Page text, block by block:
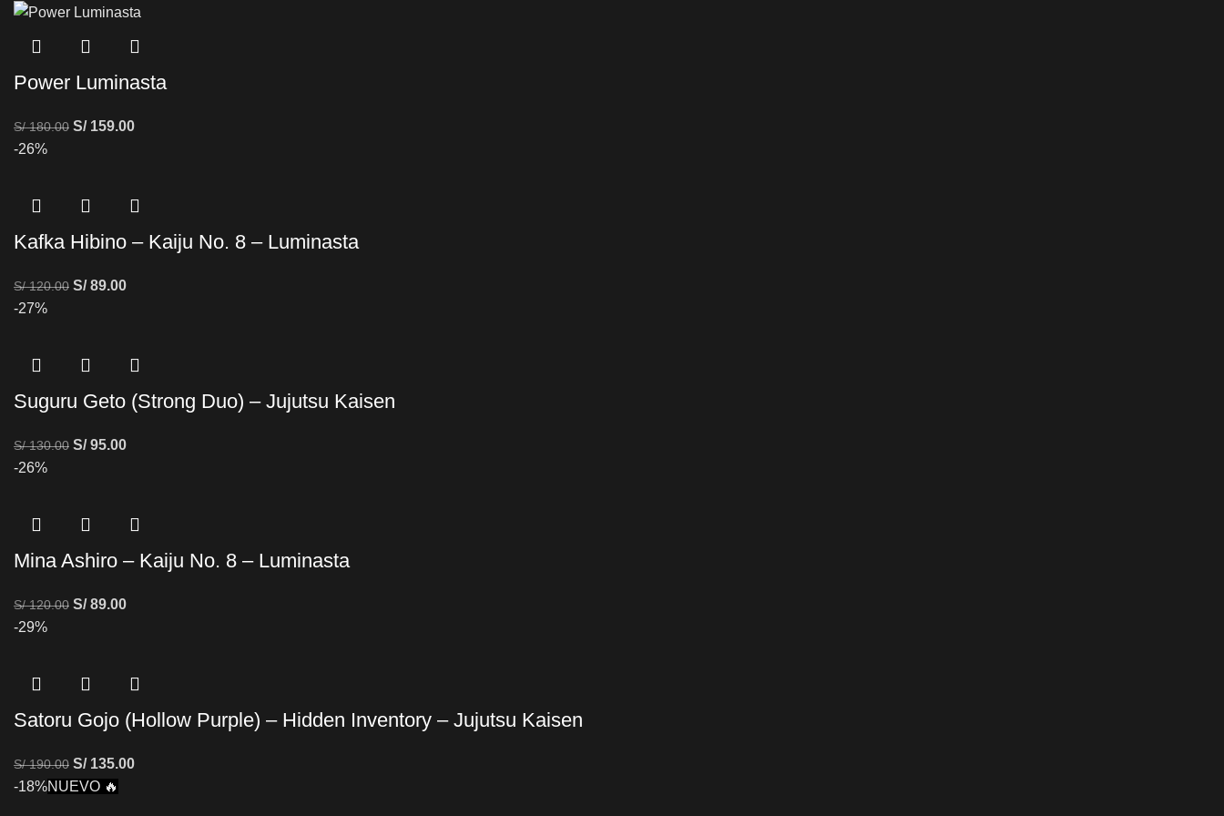
Power Luminasta
S/180.00 S/159.00
-26%
Kafka Hibino – Kaiju No. 8 – Luminasta
S/120.00 S/89.00
-27%
Suguru Geto (Strong Duo) – Jujutsu Kaisen
S/130.00 S/95.00
-26%
Mina Ashiro – Kaiju No. 8 – Luminasta
S/120.00 S/89.00
-29%
Satoru Gojo (Hollow Purple) – Hidden Inventory – Jujutsu Kaisen
S/190.00 S/135.00
-18%NUEVO 🔥